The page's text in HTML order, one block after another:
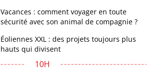
Vacances : comment voyager en toute
sécurité avec son animal de compagnie ?
Éoliennes XXL : des projets toujours plus
hauts qui divisent
10H